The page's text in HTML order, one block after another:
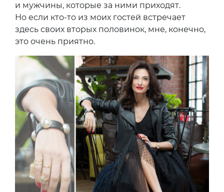
и мужчины, которые за ними приходят.
Но если кто-то из моих гостей встречает
здесь своих вторых половинок, мне, конечно,
это очень приятно.